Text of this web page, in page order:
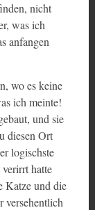
nicht
was ich
anfangen
wo es keine
ich meinte!
und sie
diesen Ort
logischste
hatte
Katze und die
versehentlich